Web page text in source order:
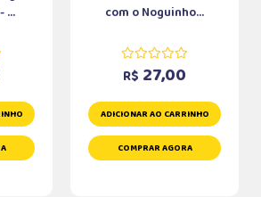
...
com o Noguinho...
R$ 27,00
ADICIONAR AO CARRINHO
COMPRAR AGORA